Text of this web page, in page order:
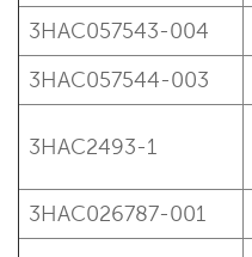
3HAC057543-004
3HAC057544-003
3HAC2493-1
3HAC026787-001